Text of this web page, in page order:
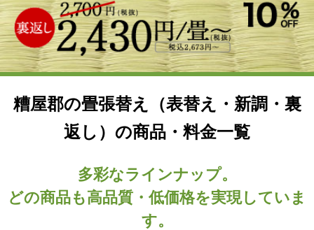
糟屋郡の畳張替え（表替え・新調・裏
返し）の商品・料金一覧
多彩なラインナップ。
どの商品も高品質・低価格を実現していま
す。